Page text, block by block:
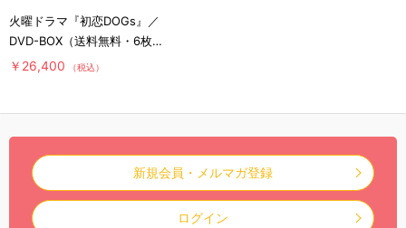
火曜ドラマ『初恋DOGs』／
DVD-BOX（送料無料・6枚
組）
￥26,400 （税込）
新規会員・メルマガ登録
ログイン